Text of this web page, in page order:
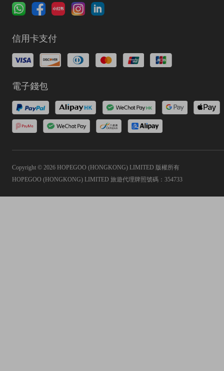
信用卡支付
電子錢包
Copyright © 2026 HOPEGOO (HONGKONG) LIMITED 版權所有
HOPEGOO (HONGKONG) LIMITED 旅遊代理牌照號碼：354733